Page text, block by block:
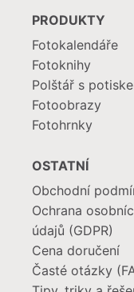
PRODUKTY
Fotokalendáře
Fotoknihy
Polštář s
Fotoobrazy
Fotohrnky
OSTATNÍ
Obchodní
Ochrana
údajů (GDPR)
Cena doručení
Časté otázky